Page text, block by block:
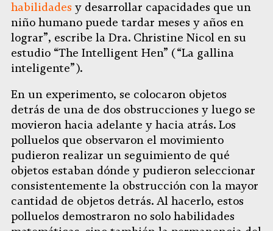
habilidades y desarrollar capacidades que un
niño humano puede tardar meses y años en
lograr”, escribe la Dra. Christine Nicol en su
estudio “The Intelligent Hen” (“La gallina
inteligente”).
En un experimento, se colocaron objetos
detrás de una de dos obstrucciones y luego se
movieron hacia adelante y hacia atrás. Los
polluelos que observaron el movimiento
pudieron realizar un seguimiento de qué
objetos estaban dónde y pudieron seleccionar
consistentemente la obstrucción con la mayor
cantidad de objetos detrás. Al hacerlo, estos
polluelos demostraron no solo habilidades